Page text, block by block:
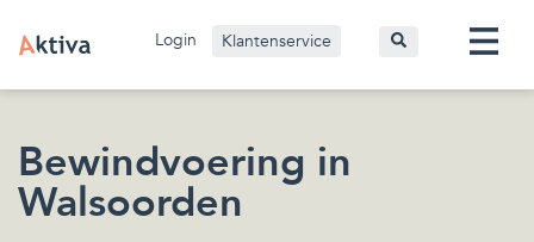
Login Klantenservice
Bewindvoering in
Walsoorden